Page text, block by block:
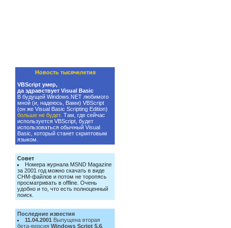
Новость тысячелетия
VBScript умер,
да здравствует Visual Basic
В будущей Windows.NET любимого
мной (и, надеюсь, Вами) VBScript
(он же Visual Basic Scripting Edition)
больше не будет. Там, где сейчас
используется VBScript, будет
использоваться обычный Visual
Basic, который станет скриптовым
языком.
Совет
Номера журнала MSND Magazine
за 2001 год можно скачать в виде
CHM-файлов и потом не торопясь
просматривать в offline. Очень
удобно и то, что есть полноценный
поиск.
Последние известия
11.04.2001
Выпущена вторая
бета-версия Windows Script 5.6